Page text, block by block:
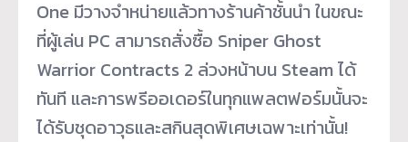
One มีวางจำหน่ายแล้วทางร้านค้าชั้นนำ ในขณะ
ที่ผู้เล่น PC สามารถสั่งซื้อ Sniper Ghost
Warrior Contracts 2 ล่วงหน้าบน Steam ได้
ทันที และการพรีออเดอร์ในทุกแพลตฟอร์มนั้นจะ
ได้รับชุดอาวุธและสกินสุดพิเศษเฉพาะเท่านั้น!